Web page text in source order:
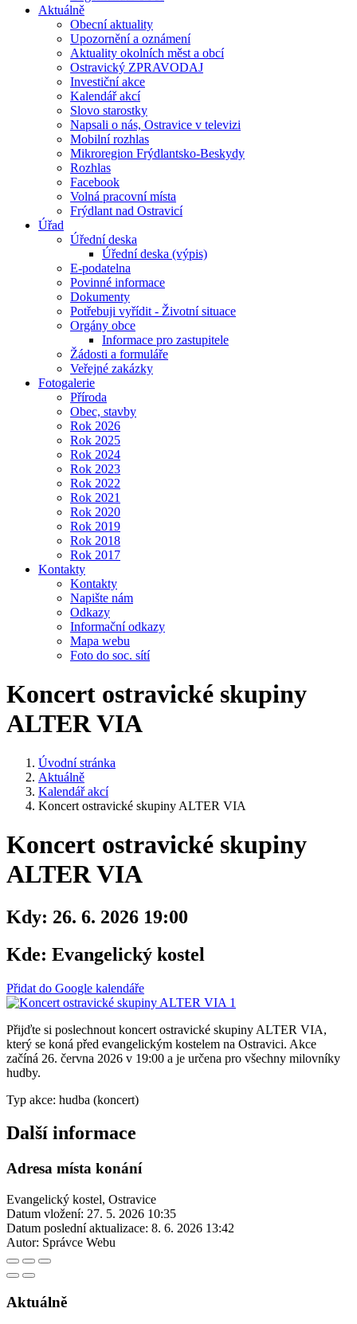
Aktuálně
Obecní aktuality
Upozornění a oznámení
Aktuality okolních měst a obcí
Ostravický ZPRAVODAJ
Investiční akce
Kalendář akcí
Slovo starostky
Napsali o nás, Ostravice v televizi
Mobilní rozhlas
Mikroregion Frýdlantsko-Beskydy
Rozhlas
Facebook
Volná pracovní místa
Frýdlant nad Ostravicí
Úřad
Úřední deska
Úřední deska (výpis)
E-podatelna
Povinné informace
Dokumenty
Potřebuji vyřídit - Životní situace
Orgány obce
Informace pro zastupitele
Žádosti a formuláře
Veřejné zakázky
Fotogalerie
Příroda
Obec, stavby
Rok 2026
Rok 2025
Rok 2024
Rok 2023
Rok 2022
Rok 2021
Rok 2020
Rok 2019
Rok 2018
Rok 2017
Kontakty
Kontakty
Napište nám
Odkazy
Informační odkazy
Mapa webu
Foto do soc. sítí
Koncert ostravické skupiny
ALTER VIA
Úvodní stránka
Aktuálně
Kalendář akcí
Koncert ostravické skupiny ALTER VIA
Koncert ostravické skupiny
ALTER VIA
Kdy: 26. 6. 2026 19:00
Kde: Evangelický kostel
Přidat do Google kalendáře
Přijďte si poslechnout koncert ostravické skupiny ALTER VIA,
který se koná před evangelickým kostelem na Ostravici. Akce
začíná 26. června 2026 v 19:00 a je určena pro všechny milovníky
hudby.
Typ akce: hudba (koncert)
Další informace
Adresa místa konání
Evangelický kostel, Ostravice
Datum vložení: 27. 5. 2026 10:35
Datum poslední aktualizace: 8. 6. 2026 13:42
Autor: Správce Webu
Aktuálně